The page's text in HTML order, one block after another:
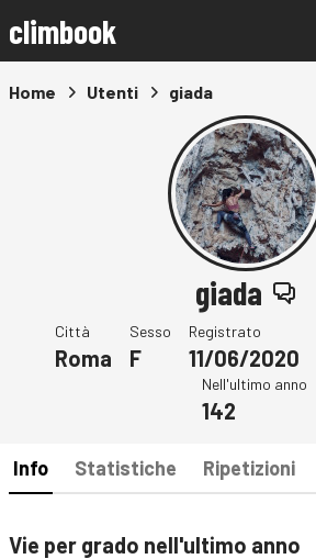
climbook
Home Utenti giada
giada
Città
Roma
Sesso
F
Registrato
11/06/2020
Nell'ultimo anno
142
Info Statistiche Ripetizioni
Vie per grado nell'ultimo anno